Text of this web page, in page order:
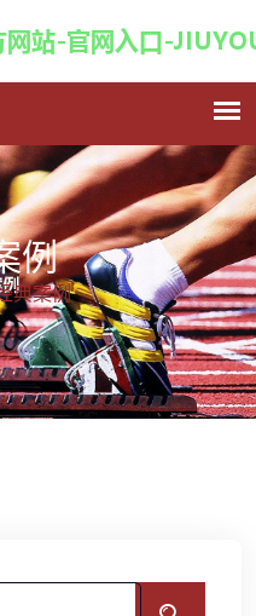
例
典案例